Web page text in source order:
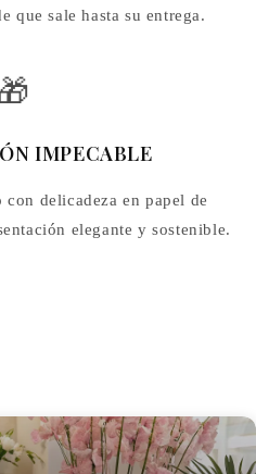
que sale hasta su entrega.
🎁
IMPECABLE
delicadeza en papel de
elegante y sostenible.